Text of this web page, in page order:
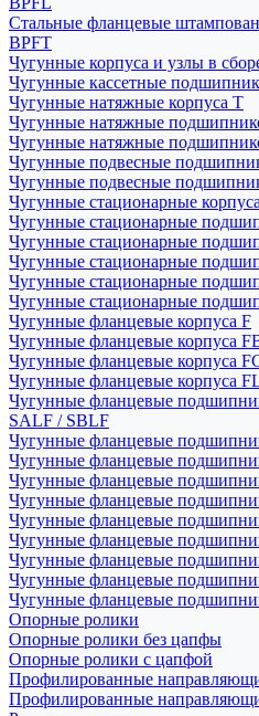
Стальные фланцевые
BPFT
Чугунные корпуса и узлы в
Чугунные кассетные
Чугунные натяжные корпуса T
Чугунные натяжные
Чугунные натяжные
Чугунные подвесные
Чугунные подвесные
Чугунные стационарные
Чугунные стационарные
Чугунные стационарные
Чугунные стационарные
Чугунные стационарные
Чугунные стационарные
Чугунные фланцевые корпуса F
Чугунные фланцевые корпуса
Чугунные фланцевые корпуса
Чугунные фланцевые корпуса
Чугунные фланцевые
SALF / SBLF
Чугунные фланцевые
Чугунные фланцевые
Чугунные фланцевые
Чугунные фланцевые
Чугунные фланцевые
Чугунные фланцевые
Чугунные фланцевые
Чугунные фланцевые
Чугунные фланцевые
Опорные ролики
Опорные ролики без цапфы
Опорные ролики с цапфой
Профилированные
Профилированные